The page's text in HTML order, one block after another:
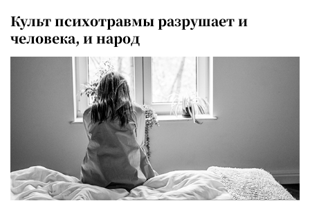
Культ психотравмы разрушает и
человека, и народ